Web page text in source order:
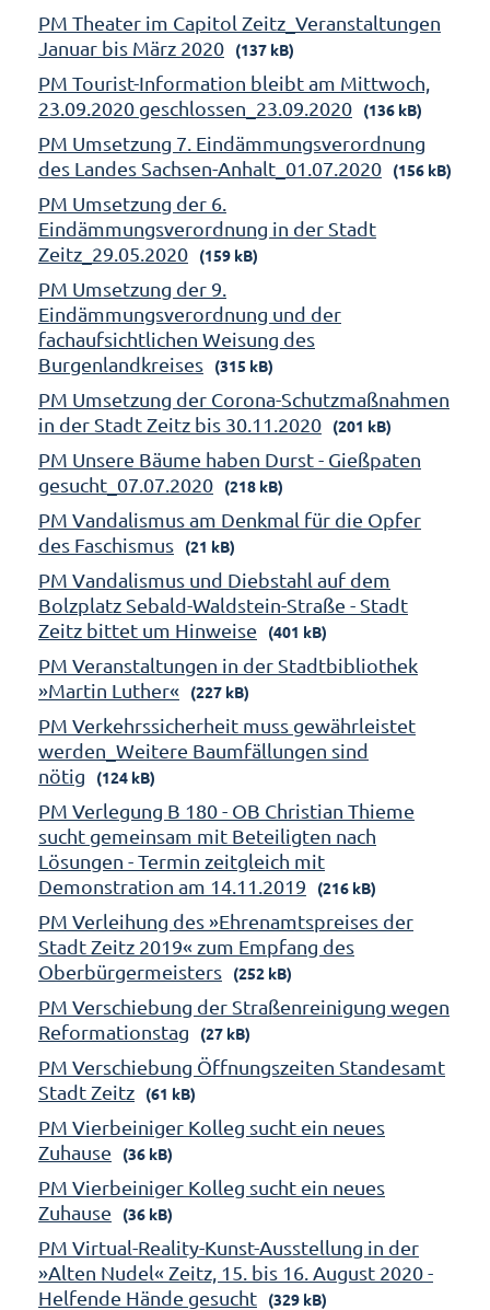
PM Theater im Capitol Zeitz_Veranstaltungen
Januar bis März 2020
(137 kB)
PM Tourist-Information bleibt am Mittwoch,
23.09.2020 geschlossen_23.09.2020
(136 kB)
PM Umsetzung 7. Eindämmungsverordnung
des Landes Sachsen-Anhalt_01.07.2020
(156 kB)
PM Umsetzung der 6.
Eindämmungsverordnung in der Stadt
Zeitz_29.05.2020
(159 kB)
PM Umsetzung der 9.
Eindämmungsverordnung und der
fachaufsichtlichen Weisung des
Burgenlandkreises
(315 kB)
PM Umsetzung der Corona-Schutzmaßnahmen
in der Stadt Zeitz bis 30.11.2020
(201 kB)
PM Unsere Bäume haben Durst - Gießpaten
gesucht_07.07.2020
(218 kB)
PM Vandalismus am Denkmal für die Opfer
des Faschismus
(21 kB)
PM Vandalismus und Diebstahl auf dem
Bolzplatz Sebald-Waldstein-Straße - Stadt
Zeitz bittet um Hinweise
(401 kB)
PM Veranstaltungen in der Stadtbibliothek
»Martin Luther«
(227 kB)
PM Verkehrssicherheit muss gewährleistet
werden_Weitere Baumfällungen sind
nötig
(124 kB)
PM Verlegung B 180 - OB Christian Thieme
sucht gemeinsam mit Beteiligten nach
Lösungen - Termin zeitgleich mit
Demonstration am 14.11.2019
(216 kB)
PM Verleihung des »Ehrenamtspreises der
Stadt Zeitz 2019« zum Empfang des
Oberbürgermeisters
(252 kB)
PM Verschiebung der Straßenreinigung wegen
Reformationstag
(27 kB)
PM Verschiebung Öffnungszeiten Standesamt
Stadt Zeitz
(61 kB)
PM Vierbeiniger Kolleg sucht ein neues
Zuhause
(36 kB)
PM Vierbeiniger Kolleg sucht ein neues
Zuhause
(36 kB)
PM Virtual-Reality-Kunst-Ausstellung in der
»Alten Nudel« Zeitz, 15. bis 16. August 2020 -
Helfende Hände gesucht
(329 kB)